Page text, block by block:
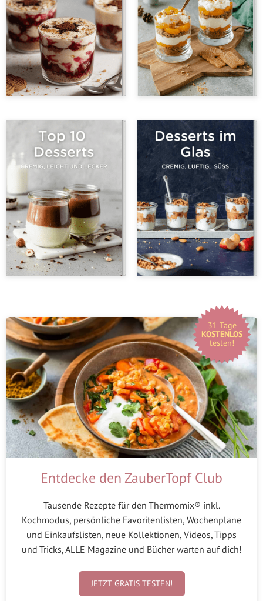
31 Tage
KOSTENLOS
testen!
Entdecke den ZauberTopf Club
Tausende Rezepte für den Thermomix® inkl.
Kochmodus, persönliche Favoritenlisten, Wochenpläne
und Einkaufslisten, neue Kollektionen, Videos, Tipps
und Tricks, ALLE Magazine und Bücher warten auf dich!
JETZT GRATIS TESTEN!